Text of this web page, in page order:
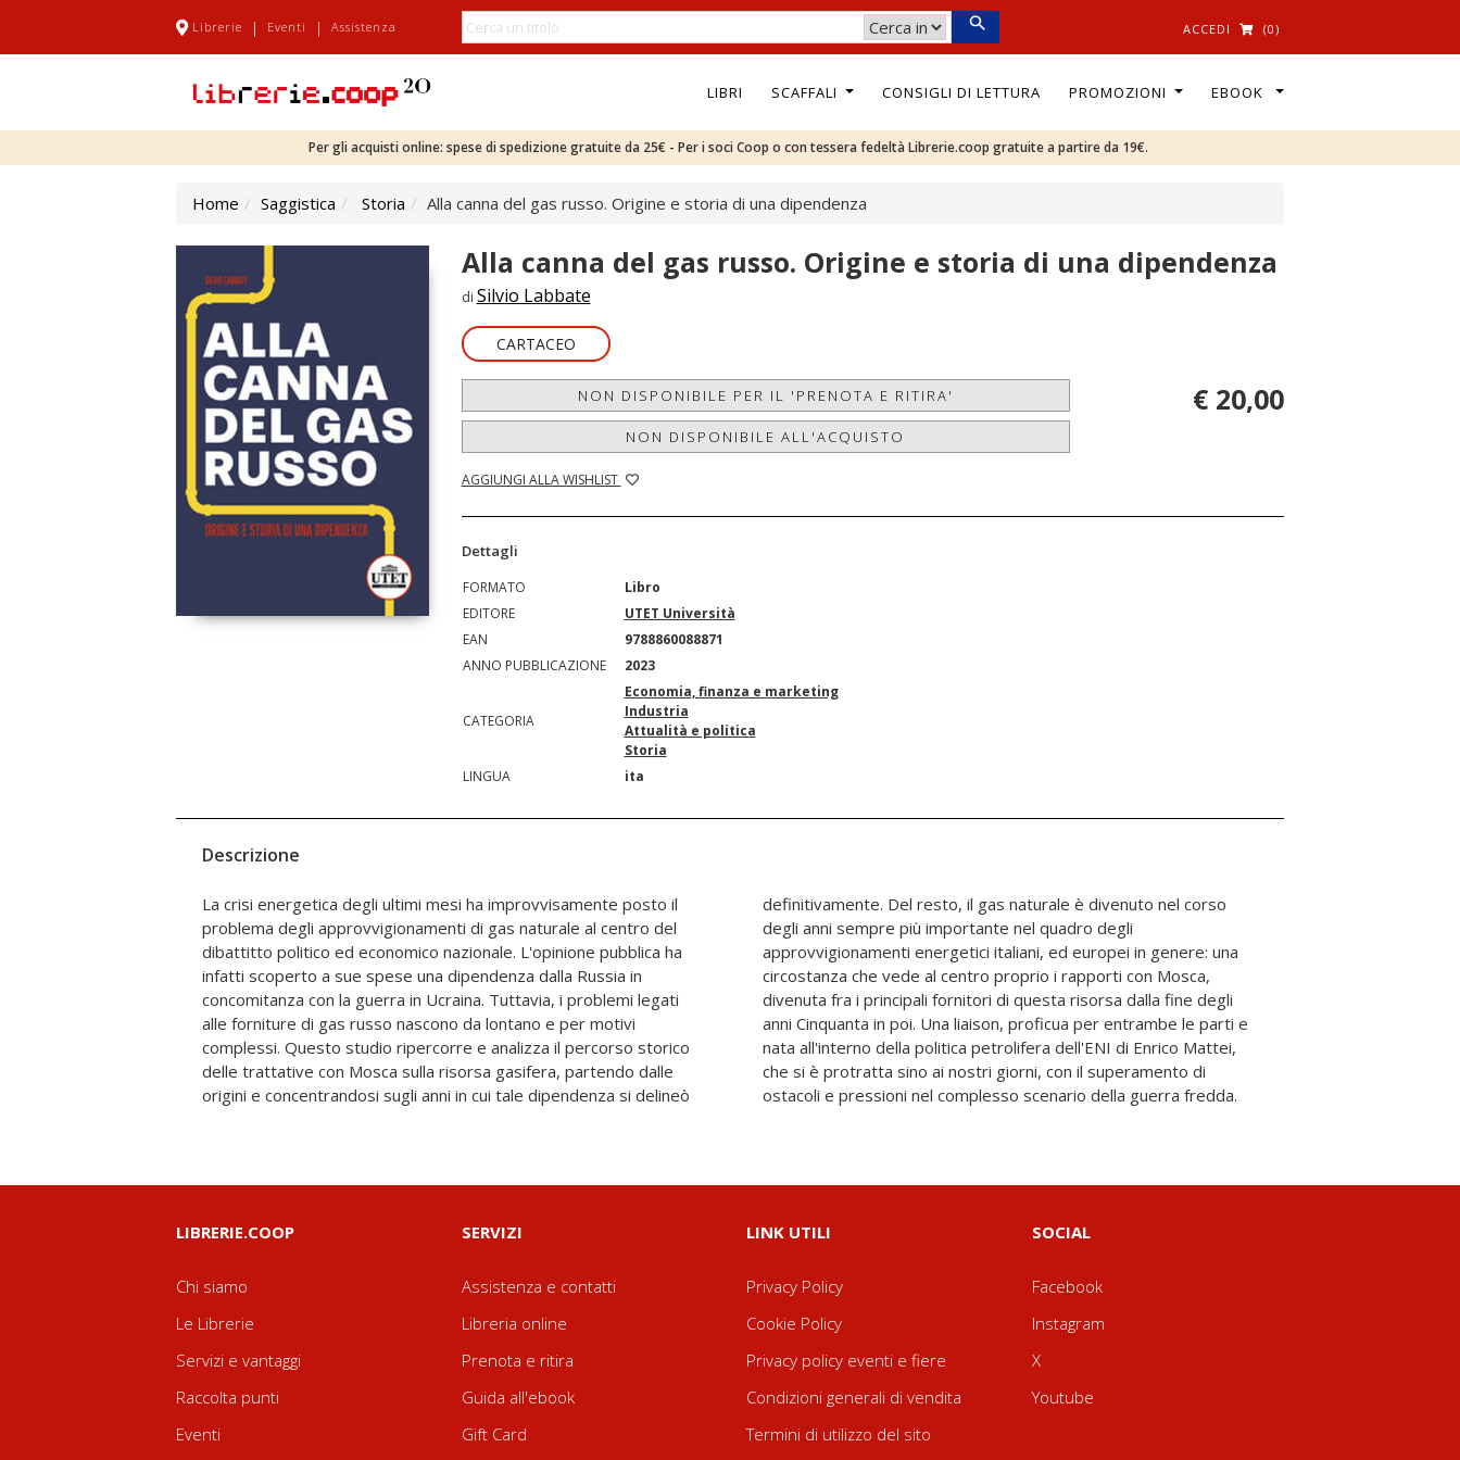
Librerie | Eventi | Assistenza ACCEDI (0)
LIBRI SCAFFALI CONSIGLI DI LETTURA PROMOZIONI EBOOK
Per gli acquisti online: spese di spedizione gratuite da 25€ - Per i soci Coop o con tessera fedeltà Librerie.coop gratuite a partire da 19€.
Home Saggistica Storia Alla canna del gas russo. Origine e storia di una dipendenza
Alla canna del gas russo. Origine e storia di una dipendenza
di Silvio Labbate
CARTACEO
NON DISPONIBILE PER IL 'PRENOTA E RITIRA'
NON DISPONIBILE ALL'ACQUISTO
AGGIUNGI ALLA WISHLIST
€ 20,00
Dettagli
FORMATO
Libro
EDITORE
UTET Università
EAN
9788860088871
ANNO PUBBLICAZIONE
2023
CATEGORIA
Economia, finanza e marketing
Industria
Attualità e politica
Storia
LINGUA
ita
Descrizione
La crisi energetica degli ultimi mesi ha improvvisamente posto il
problema degli approvvigionamenti di gas naturale al centro del
dibattitto politico ed economico nazionale. L'opinione pubblica ha
infatti scoperto a sue spese una dipendenza dalla Russia in
concomitanza con la guerra in Ucraina. Tuttavia, i problemi legati
alle forniture di gas russo nascono da lontano e per motivi
complessi. Questo studio ripercorre e analizza il percorso storico
delle trattative con Mosca sulla risorsa gasifera, partendo dalle
origini e concentrandosi sugli anni in cui tale dipendenza si delineò
definitivamente. Del resto, il gas naturale è divenuto nel corso
degli anni sempre più importante nel quadro degli
approvvigionamenti energetici italiani, ed europei in genere: una
circostanza che vede al centro proprio i rapporti con Mosca,
divenuta fra i principali fornitori di questa risorsa dalla fine degli
anni Cinquanta in poi. Una liaison, proficua per entrambe le parti e
nata all'interno della politica petrolifera dell'ENI di Enrico Mattei,
che si è protratta sino ai nostri giorni, con il superamento di
ostacoli e pressioni nel complesso scenario della guerra fredda.
LIBRERIE.COOP
Chi siamo
Le Librerie
Servizi e vantaggi
Raccolta punti
Eventi
SERVIZI
Assistenza e contatti
Libreria online
Prenota e ritira
Guida all'ebook
Gift Card
LINK UTILI
Privacy Policy
Cookie Policy
Privacy policy eventi e fiere
Condizioni generali di vendita
Termini di utilizzo del sito
SOCIAL
Facebook
Instagram
X
Youtube